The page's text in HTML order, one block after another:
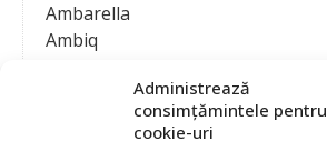
Administrează
consimțămintele pentru
cookie-uri
Ambarella
Ambiq
Analog Devices
Anritsu Corporation